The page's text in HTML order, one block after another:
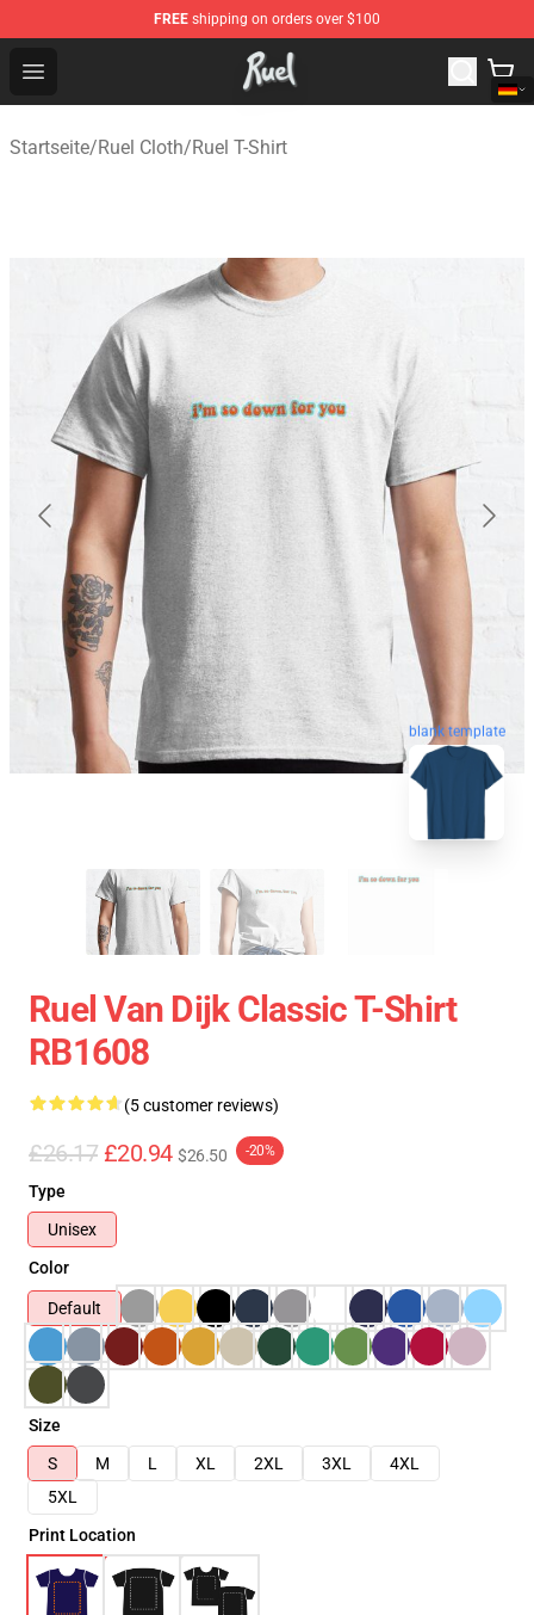
FREE shipping on orders over $100
Open menu
Ruel Store - Official Ruel Merchandise Shop
Startseite/Ruel Cloth/Ruel T-Shirt
blank template
Ruel Van Dijk Classic T-Shirt
RB1608
(5 customer reviews)
£26.17 £20.94 $26.50 -20%
Type
Unisex
Color
Default
Size
S
M L XL 2XL 3XL
4XL
5XL
Print Location